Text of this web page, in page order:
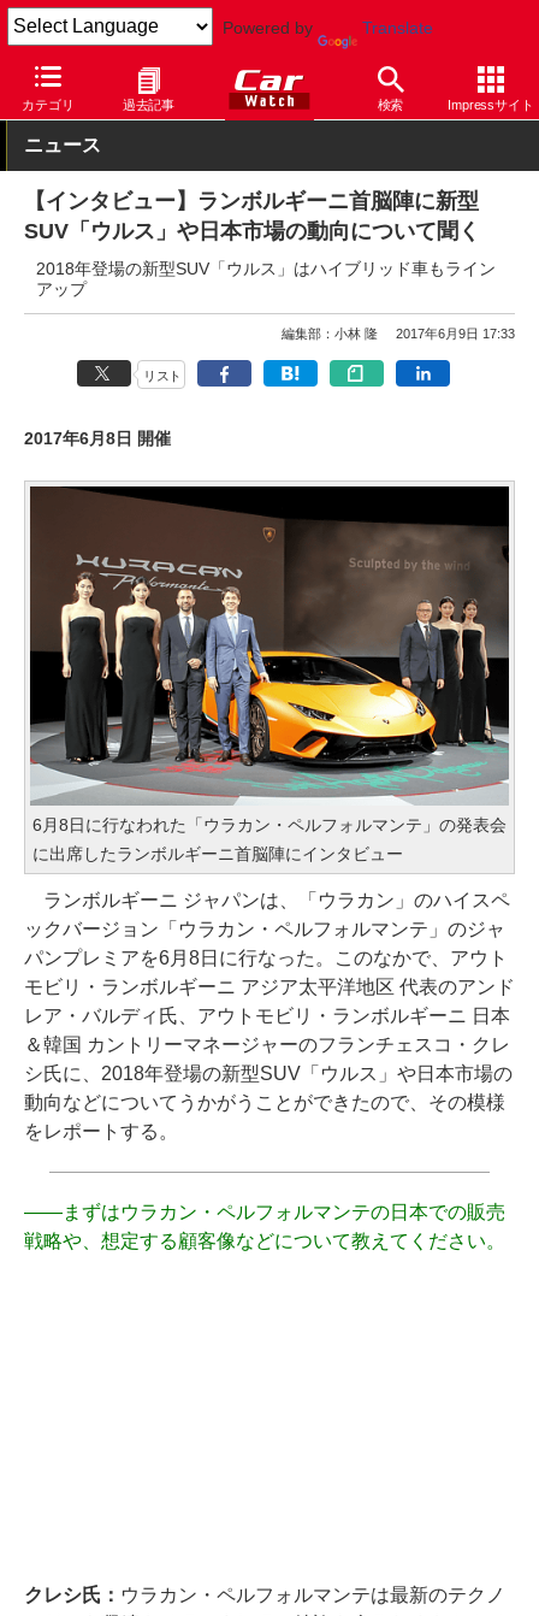
Powered by Translate
カテゴリ 過去記事 検索 Impressサイト
Car Watch 自動車 ランボルギーニ
ニュース
【インタビュー】ランボルギーニ首脳陣に新型
SUV「ウルス」や日本市場の動向について聞く
2018年登場の新型SUV「ウルス」はハイブリッド車もライン
アップ
編集部：小林 隆 2017年6月9日 17:33
リスト
2017年6月8日 開催
6月8日に行なわれた「ウラカン・ペルフォルマンテ」の発表会
に出席したランボルギーニ首脳陣にインタビュー
ランボルギーニ ジャパンは、「ウラカン」のハイスペ
ックバージョン「ウラカン・ペルフォルマンテ」のジャ
パンプレミアを6月8日に行なった。このなかで、アウト
モビリ・ランボルギーニ アジア太平洋地区 代表のアンド
レア・バルディ氏、アウトモビリ・ランボルギーニ 日本
＆韓国 カントリーマネージャーのフランチェスコ・クレ
シ氏に、2018年登場の新型SUV「ウルス」や日本市場の
動向などについてうかがうことができたので、その模様
をレポートする。
――まずはウラカン・ペルフォルマンテの日本での販売
戦略や、想定する顧客像などについて教えてください。
クレシ氏： ウラカン・ペルフォルマンテは最新のテクノ